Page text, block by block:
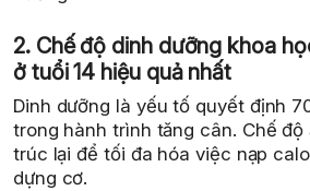
2. Chế độ dinh dưỡng khoa
ở tuổi 14 hiệu quả nhất
Dinh dưỡng là yếu tố quyết định
trong hành trình tăng cân. Chế độ
trúc lại để tối đa hóa việc nạp
dựng cơ.